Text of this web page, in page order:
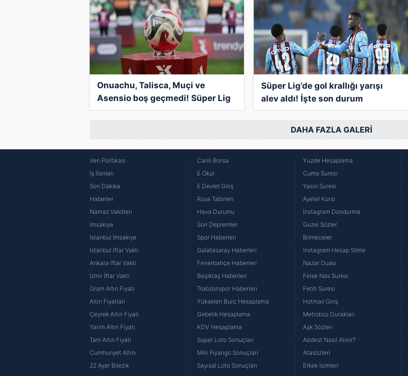
Onuachu, Talisca, Muçi ve
Asensio boş geçmedi! Süper Lig
gol krallığı yarışı alev aldı
Süper Lig’de gol krallığı yarışı
alev aldı! İşte son durum
DAHA FAZLA GALERİ
Veri Politikası
İş İlanları
Son Dakika
Haberler
Namaz Vakitleri
İmsakiye
İstanbul İmsakiye
İstanbul İftar Vakti
Ankara İftar Vakti
İzmir İftar Vakti
Gram Altın Fiyatı
Altın Fiyatları
Çeyrek Altın Fiyatı
Yarım Altın Fiyatı
Tam Altın Fiyatı
Cumhuriyet Altını
22 Ayar Bilezik
Canlı Borsa
E Okul
E Devlet Giriş
Rüya Tabirleri
Hava Durumu
Son Depremler
Spor Haberleri
Galatasaray Haberleri
Fenerbahçe Haberleri
Beşiktaş Haberleri
Trabzonspor Haberleri
Yükselen Burç Hesaplama
Gebelik Hesaplama
KDV Hesaplama
Süper Loto Sonuçları
Milli Piyango Sonuçları
Sayısal Loto Sonuçları
Yüzde Hesaplama
Cuma Suresi
Yasin Suresi
Ayetel Kürsi
İnstagram Dondurma
Güzel Sözler
Bilmeceler
İnstagram Hesap Silme
Nazar Duası
Felak Nas Suresi
Fetih Suresi
Hotmail Giriş
Metrobüs Durakları
Aşk Sözleri
Abdest Nasıl Alınır?
Atasözleri
Erkek İsimleri